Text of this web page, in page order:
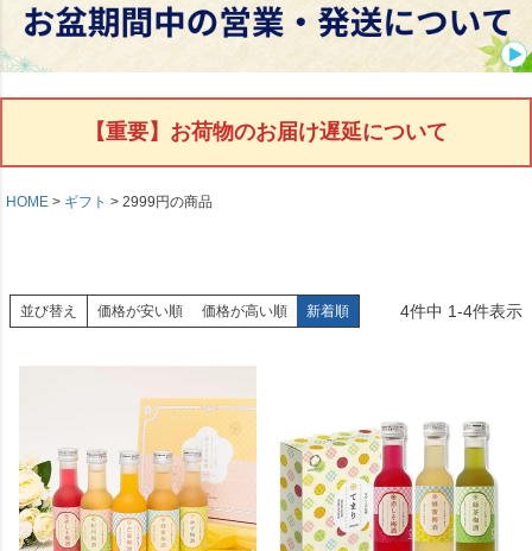
【重要】お荷物のお届け遅延について
HOME ギフト 2999円の商品
並び替え 価格が安い順 価格が高い順 新着順 4件中 1-4件表示